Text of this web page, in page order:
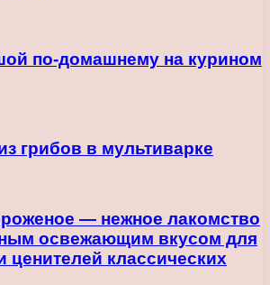
по-домашнему на курином
грибов в мультиварке
— нежное лакомство
освежающим вкусом для
ценителей классических